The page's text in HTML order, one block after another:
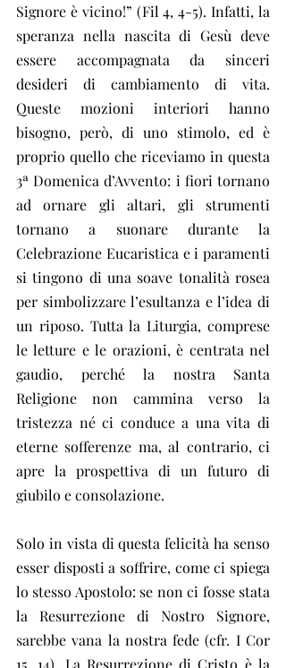
Signore è vicino!” (Fil 4, 4-5). Infatti, la
speranza nella nascita di Gesù deve
essere accompagnata da sinceri
desideri di cambiamento di vita.
Queste mozioni interiori hanno
bisogno, però, di uno stimolo, ed è
proprio quello che riceviamo in questa
3ª Domenica d’Avvento: i fiori tornano
ad ornare gli altari, gli strumenti
tornano a suonare durante la
Celebrazione Eucaristica e i paramenti
si tingono di una soave tonalità rosea
per simbolizzare l’esultanza e l’idea di
un riposo. Tutta la Liturgia, comprese
le letture e le orazioni, è centrata nel
gaudio, perché la nostra Santa
Religione non cammina verso la
tristezza né ci conduce a una vita di
eterne sofferenze ma, al contrario, ci
apre la prospettiva di un futuro di
giubilo e consolazione.
Solo in vista di questa felicità ha senso
esser disposti a soffrire, come ci spiega
lo stesso Apostolo: se non ci fosse stata
la Resurrezione di Nostro Signore,
sarebbe vana la nostra fede (cfr. I Cor